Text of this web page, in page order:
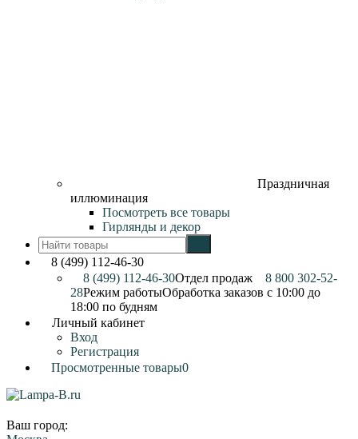
Праздничная
иллюминация
Посмотреть все товары
Гирлянды и декор
8 (499) 112-46-30
8 (499) 112-46-30Отдел продаж
8 800 302-52-
28Режим работыОбработка заказов с 10:00 до
18:00 по будням
Личный кабинет
Вход
Регистрация
Просмотренные товары0
Ваш город: